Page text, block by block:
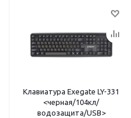
Клавиатура Exegate LY-331
<черная/104кл/
водозащита/USB>